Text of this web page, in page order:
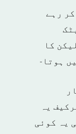
رہے
کا
ہوتا-
یہ
یہ کوئی